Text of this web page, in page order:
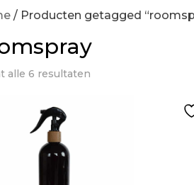
/ Producten getagged
alle 6 resultaten